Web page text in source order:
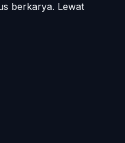
berkarya. Lewat